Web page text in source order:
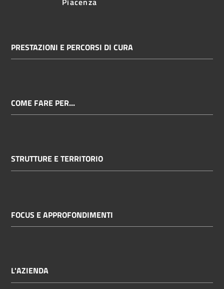
PRESTAZIONI E PERCORSI DI CURA
COME FARE PER...
STRUTTURE E TERRITORIO
FOCUS E APPROFONDIMENTI
L'AZIENDA